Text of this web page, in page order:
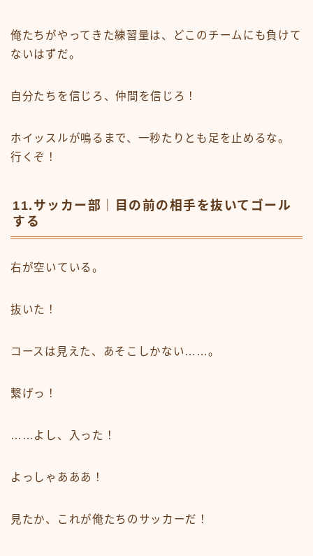
俺たちがやってきた練習量は、どこのチームにも負けて
ないはずだ。
自分たちを信じろ、仲間を信じろ！
ホイッスルが鳴るまで、一秒たりとも足を止めるな。
行くぞ！
11.サッカー部｜目の前の相手を抜いてゴール
する
右が空いている。
抜いた！
コースは見えた、あそこしかない……。
繋げっ！
……よし、入った！
よっしゃあああ！
見たか、これが俺たちのサッカーだ！